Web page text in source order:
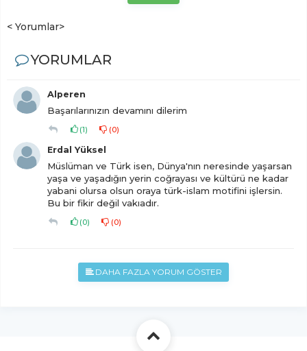
< Yorumlar>
YORUMLAR
Alperen
Başarılarınızın devamını dilerim
(1) (0)
Erdal Yüksel
Müslüman ve Türk isen, Dünya'nın neresinde yaşarsan
yaşa ve yaşadığın yerin coğrayası ve kültürü ne kadar
yabani olursa olsun oraya türk-islam motifini işlersin.
Bu bir fikir değil vakıadır.
(0) (0)
DAHA FAZLA YORUM GÖSTER